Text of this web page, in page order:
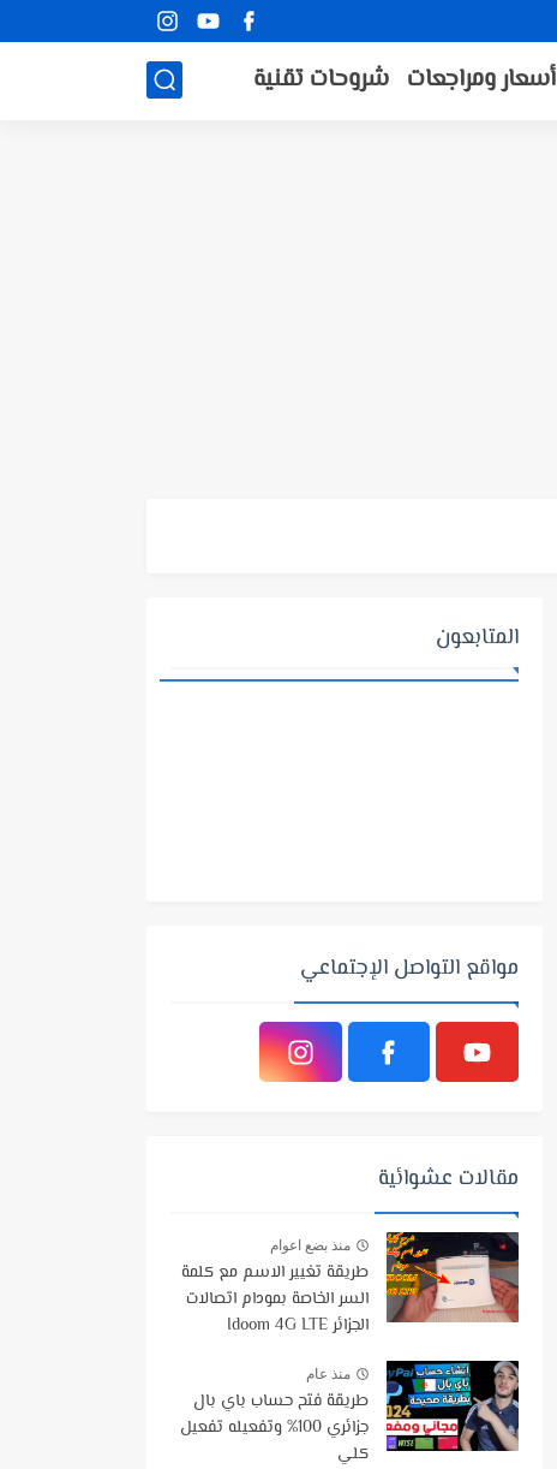
أسعار ومراجعات شروحات تقنية
المتابعون
مواقع التواصل الإجتماعي
مقالات عشوائية
منذ بضع اعوام
طريقة تغيير الاسم مع كلمة
السر الخاصة بمودام اتصالات
الجزائر Idoom 4G LTE
منذ عام
طريقة فتح حساب باي بال
جزائري 100% وتفعيله تفعيل
كلي